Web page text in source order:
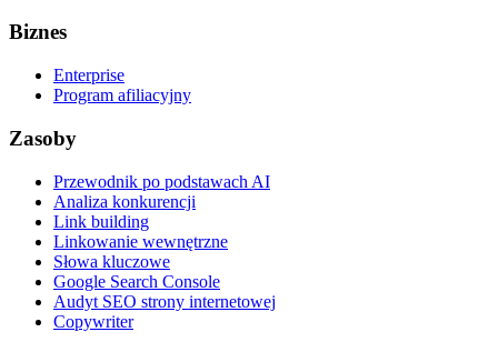
Biznes
Enterprise
Program afiliacyjny
Zasoby
Przewodnik po podstawach AI
Analiza konkurencji
Link building
Linkowanie wewnętrzne
Słowa kluczowe
Google Search Console
Audyt SEO strony internetowej
Copywriter